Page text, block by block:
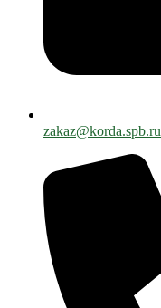
zakaz@korda.spb.ru